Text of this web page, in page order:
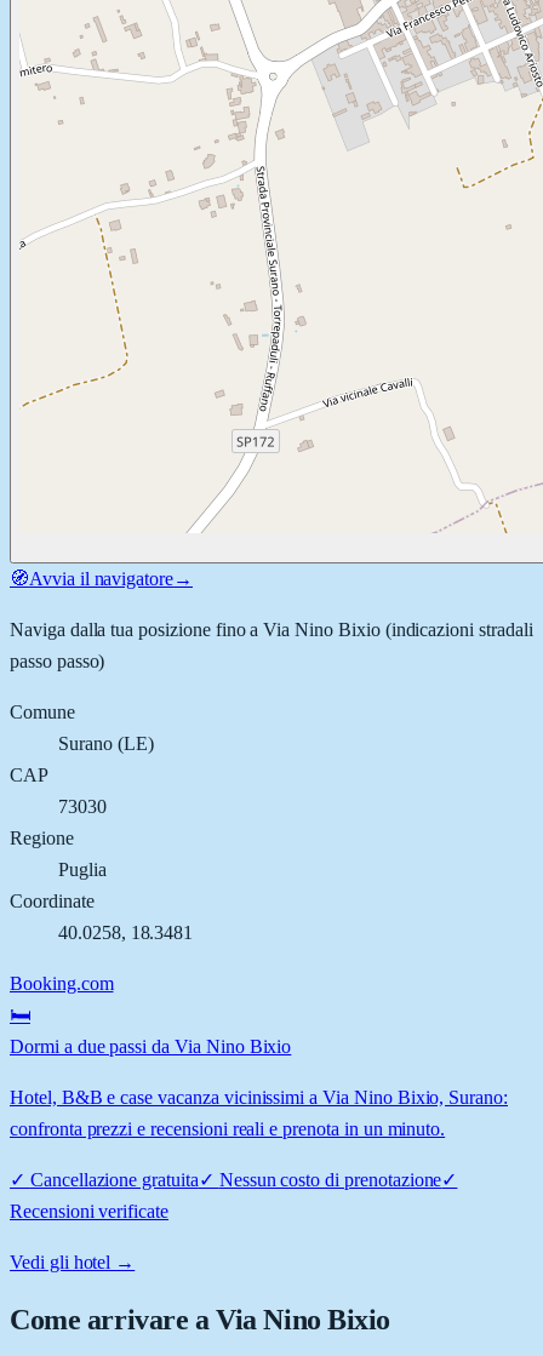
🧭Avvia il navigatore→
Naviga dalla tua posizione fino aVia Nino Bixio(indicazioni stradali
passo passo)
Comune
Surano(LE)
CAP
73030
Regione
Puglia
Coordinate
40.0258, 18.3481
Booking.com
🛏️
Dormi a due passi da Via Nino Bixio
Hotel, B&B e case vacanza vicinissimi a Via Nino Bixio, Surano:
confronta prezzi e recensioni reali e prenota in un minuto.
✓ Cancellazione gratuita✓ Nessun costo di prenotazione✓
Recensioni verificate
Vedi gli hotel →
Come arrivare aVia Nino Bixio